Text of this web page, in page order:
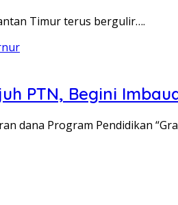
Timur terus bergulir….
PTN, Begini
dana Program Pendidikan